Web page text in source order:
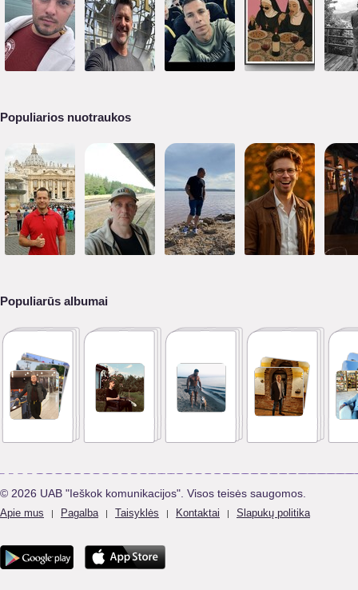
Populiarios nuotraukos
Populiarūs albumai
© 2026 UAB "Ieškok komunikacijos". Visos teisės saugomos.
Apie mus | Pagalba | Taisyklės | Kontaktai | Slapukų politika